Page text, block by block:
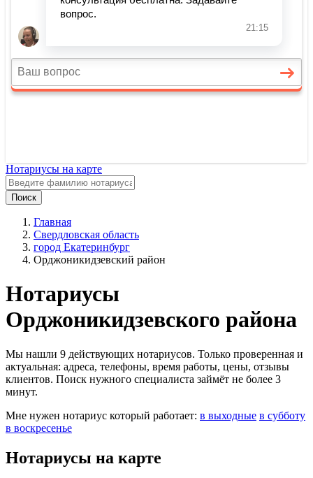
Нотариусы на карте
Поиск
Главная
Свердловская область
город Екатеринбург
Орджоникидзевский район
Нотариусы
Орджоникидзевского района
Мы нашли 9 действующих нотариусов. Только проверенная и
актуальная: адреса, телефоны, время работы, цены, отзывы
клиентов. Поиск нужного специалиста займёт не более 3
минут.
Мне нужен нотариус который работает: в выходные в субботу
в воскресенье
Нотариусы на карте